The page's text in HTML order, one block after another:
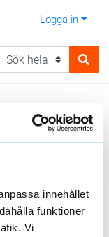
innehållet
funktioner
Vi
Logga in